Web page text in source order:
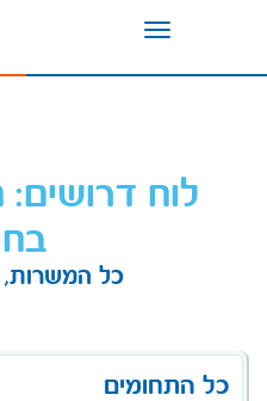
Toggle
לוח
כל המשרות,
כל התחומים